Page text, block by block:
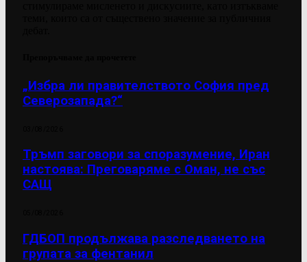
„Избра ли правителството София пред
Северозапада?“
Тръмп заговори за споразумение, Иран
настоява: Преговаряме с Оман, не със
САЩ
ГДБОП продължава разследването на
групата за фентанил